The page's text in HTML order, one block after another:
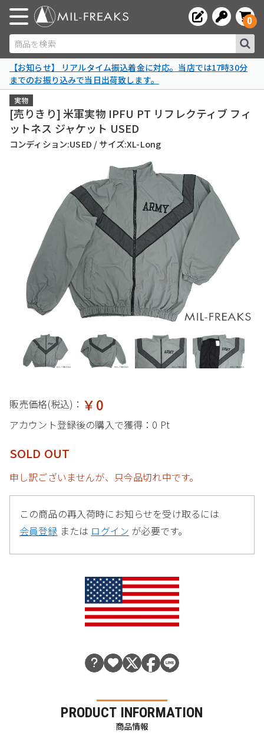
商品を検索
0
【お知らせ】 リアルタイム振込着金に対応。当店では17時30分
までのお振り込みで当日出荷致します。
実物
[売りきり] 米軍実物 IPFU PT リフレクティブ フィ
ットネス ジャケット USED
コンディション:USED / サイズ:XL-Long
販売価格(税込)： ￥0
アカウント登録後の購入で獲得： 0 Pt
SOLD OUT
申し訳ございませんが、只今品切れ中です。
この商品の再入荷時にお知らせを受け取るには
会員登録 または ログイン が必要です。
PRODUCT INFORMATION
商品情報